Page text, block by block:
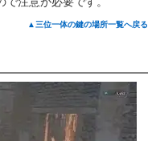
▲三位一体の鍵の場所一覧へ戻る